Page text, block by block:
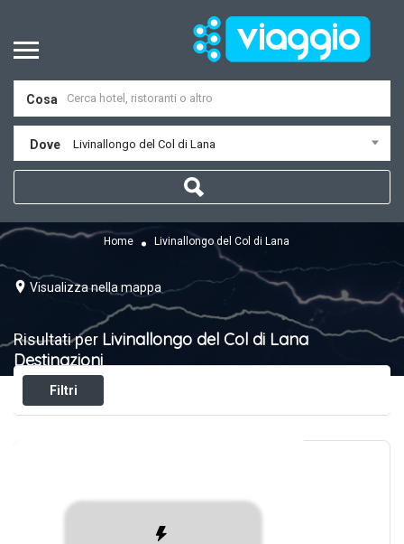
Cosa
Dove Livinallongo del Col di Lana
Home Livinallongo del Col di Lana
Visualizza nella mappa
Risultati per Livinallongo del Col di Lana
Destinazioni
Filtri